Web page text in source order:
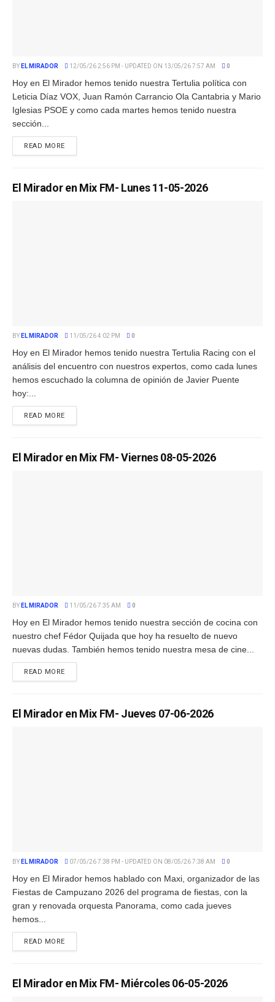
BY EL MIRADOR 12/05/26 2:56 PM - UPDATED ON 13/05/26 7:57 AM 0
Hoy en El Mirador hemos tenido nuestra Tertulia política con
Leticia Díaz VOX, Juan Ramón Carrancio Ola Cantabria y Mario
Iglesias PSOE y como cada martes hemos tenido nuestra
sección...
READ MORE
El Mirador en Mix FM- Lunes 11-05-2026
BY EL MIRADOR 11/05/26 4:02 PM 0
Hoy en El Mirador hemos tenido nuestra Tertulia Racing con el
análisis del encuentro con nuestros expertos, como cada lunes
hemos escuchado la columna de opinión de Javier Puente
hoy:...
READ MORE
El Mirador en Mix FM- Viernes 08-05-2026
BY EL MIRADOR 11/05/26 7:35 AM 0
Hoy en El Mirador hemos tenido nuestra sección de cocina con
nuestro chef Fédor Quijada que hoy ha resuelto de nuevo
nuevas dudas. También hemos tenido nuestra mesa de cine...
READ MORE
El Mirador en Mix FM- Jueves 07-06-2026
BY EL MIRADOR 07/05/26 7:38 PM - UPDATED ON 08/05/26 7:38 AM 0
Hoy en El Mirador hemos hablado con Maxi, organizador de las
Fiestas de Campuzano 2026 del programa de fiestas, con la
gran y renovada orquesta Panorama, como cada jueves
hemos...
READ MORE
El Mirador en Mix FM- Miércoles 06-05-2026